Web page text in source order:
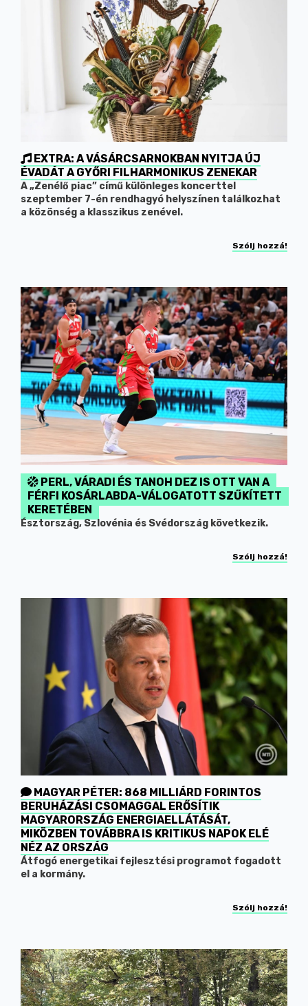
EXTRA: A VÁSÁRCSARNOKBAN NYITJA ÚJ
ÉVADÁT A GYŐRI FILHARMONIKUS ZENEKAR
A „Zenélő piac” című különleges koncerttel
szeptember 7-én rendhagyó helyszínen találkozhat
a közönség a klasszikus zenével.
Szólj hozzá!
PERL, VÁRADI ÉS TANOH DEZ IS OTT VAN A
FÉRFI KOSÁRLABDA-VÁLOGATOTT SZŰKÍTETT
KERETÉBEN
Észtország, Szlovénia és Svédország következik.
Szólj hozzá!
MAGYAR PÉTER: 868 MILLIÁRD FORINTOS
BERUHÁZÁSI CSOMAGGAL ERŐSÍTIK
MAGYARORSZÁG ENERGIAELLÁTÁSÁT,
MIKÖZBEN TOVÁBBRA IS KRITIKUS NAPOK ELÉ
NÉZ AZ ORSZÁG
Átfogó energetikai fejlesztési programot fogadott
el a kormány.
Szólj hozzá!